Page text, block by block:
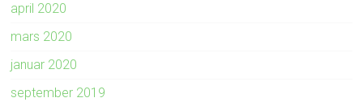
april 2020
mars 2020
januar 2020
september 2019